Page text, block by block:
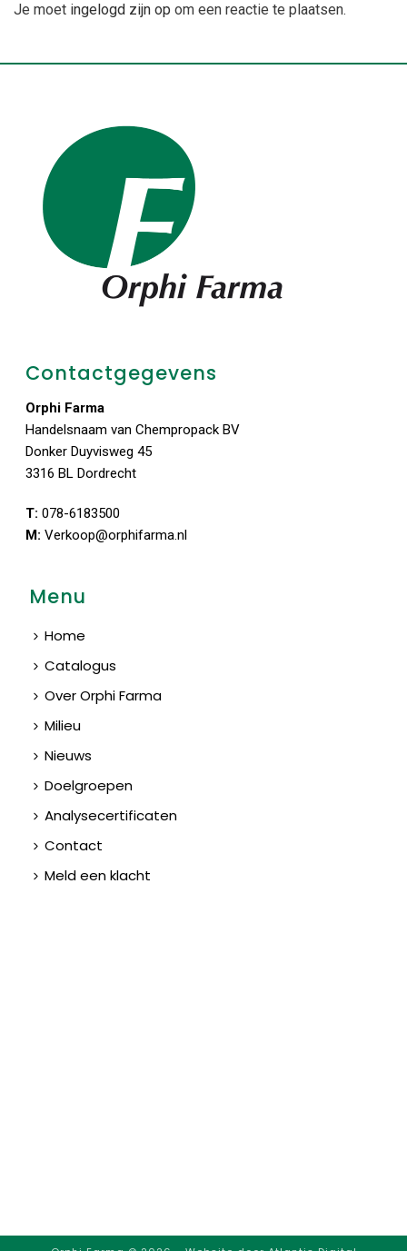
Je moet ingelogd zijn op om een reactie te plaatsen.
Contactgegevens
Orphi Farma
Handelsnaam van Chempropack BV
Donker Duyvisweg 45
3316 BL Dordrecht
T: 078-6183500
M: Verkoop@orphifarma.nl
Menu
Home
Catalogus
Over Orphi Farma
Milieu
Nieuws
Doelgroepen
Analysecertificaten
Contact
Meld een klacht